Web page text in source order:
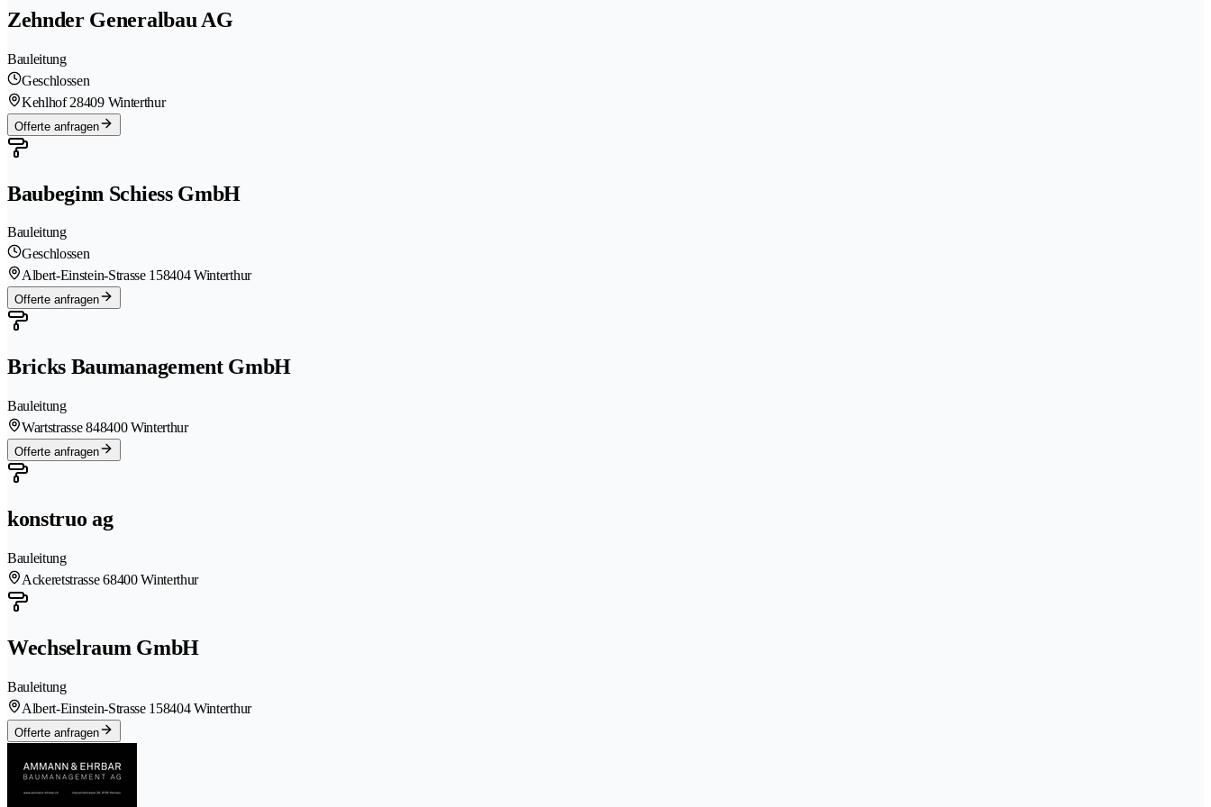
Zehnder Generalbau AG
Bauleitung
Geschlossen
Kehlhof 28409 Winterthur
Offerte anfragen
Baubeginn Schiess GmbH
Bauleitung
Geschlossen
Albert-Einstein-Strasse 158404 Winterthur
Offerte anfragen
Bricks Baumanagement GmbH
Bauleitung
Wartstrasse 848400 Winterthur
Offerte anfragen
konstruo ag
Bauleitung
Ackeretstrasse 68400 Winterthur
Wechselraum GmbH
Bauleitung
Albert-Einstein-Strasse 158404 Winterthur
Offerte anfragen